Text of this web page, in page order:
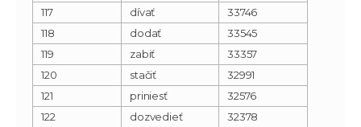
117
dívať
33746
118
dodať
33545
119
zabiť
33357
120
stačiť
32991
121
priniesť
32576
122
dozvedieť
32378